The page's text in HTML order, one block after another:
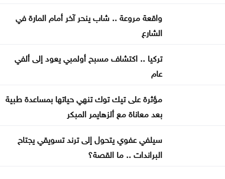
بلدية جرش الكبرى: تكليف الحوامدة مديراً لدائرة
نظرية E-N وفرضية تحمل التكاليف على حساب
بشيكطاش يعود من التشيك بفوز ثمين في ذهاب
تمهيدي الدوري الأوروبي
أوغندا توافق على نشر وحدة من جيشها في غزة
واقعة مروعة .. شاب ينحر آخر أمام المارة في
الشارع
تركيا .. اكتشاف مسبح أولمبي يعود إلى ألفي
عام
مؤثرة على تيك توك تنهي حياتها بمساعدة طبية
بعد معاناة مع ألزهايمر المبكر
سيلفي عفوي يتحول إلى ترند تسويقي يجتاح
البراندات .. ما القصة؟